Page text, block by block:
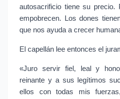
autosacrificio tiene su precio.
empobrecen. Los dones
que nos ayuda a crecer
El capellán lee entonces el
«Juro servir fiel, leal y
reinante y a sus legítimos
ellos con todas mis